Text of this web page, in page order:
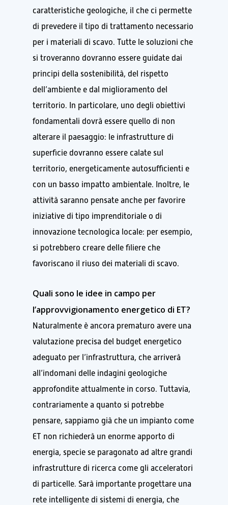
caratteristiche geologiche, il che ci permette
di prevedere il tipo di trattamento necessario
per i materiali di scavo. Tutte le soluzioni che
si troveranno dovranno essere guidate dai
principi della sostenibilità, del rispetto
dell’ambiente e dal miglioramento del
territorio. In particolare, uno degli obiettivi
fondamentali dovrà essere quello di non
alterare il paesaggio: le infrastrutture di
superficie dovranno essere calate sul
territorio, energeticamente autosufficienti e
con un basso impatto ambientale. Inoltre, le
attività saranno pensate anche per favorire
iniziative di tipo imprenditoriale o di
innovazione tecnologica locale: per esempio,
si potrebbero creare delle filiere che
favoriscano il riuso dei materiali di scavo.
Quali sono le idee in campo per
l’approvvigionamento energetico di ET?
Naturalmente è ancora prematuro avere una
valutazione precisa del budget energetico
adeguato per l’infrastruttura, che arriverà
all’indomani delle indagini geologiche
approfondite attualmente in corso. Tuttavia,
contrariamente a quanto si potrebbe
pensare, sappiamo già che un impianto come
ET non richiederà un enorme apporto di
energia, specie se paragonato ad altre grandi
infrastrutture di ricerca come gli acceleratori
di particelle. Sarà importante progettare una
rete intelligente di sistemi di energia, che